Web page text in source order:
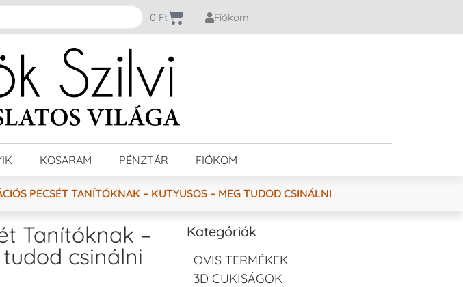
0 Ft Fiókom
KOSARAM PÉNZTÁR FIÓKOM
PECSÉT TANÍTÓKNAK – KUTYUSOS – MEG TUDOD CSINÁLNI
Tanítóknak –
csinálni
Kategóriák
OVIS TERMÉKEK
3D CUKISÁGOK